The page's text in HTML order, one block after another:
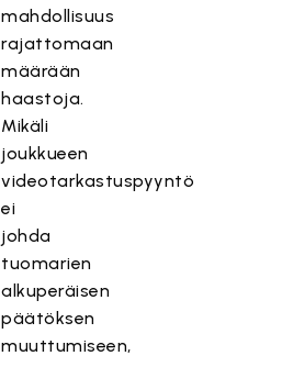
mahdollisuus
rajattomaan
määrään
haastoja.
Mikäli
joukkueen
videotarkastuspyyntö
ei
johda
tuomarien
alkuperäisen
päätöksen
muuttumiseen,